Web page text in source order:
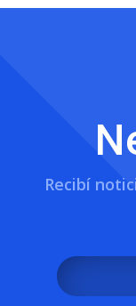
Recibí